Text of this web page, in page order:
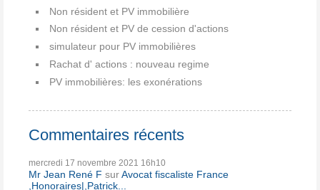
Non résident et PV immobilière
Non résident et PV de cession d'actions
simulateur pour PV immobilières
Rachat d' actions : nouveau regime
PV immobilières: les exonérations
Commentaires récents
mercredi 17 novembre 2021 16h10
Mr Jean René F surAvocat fiscaliste France
,Honoraires|,Patrick...